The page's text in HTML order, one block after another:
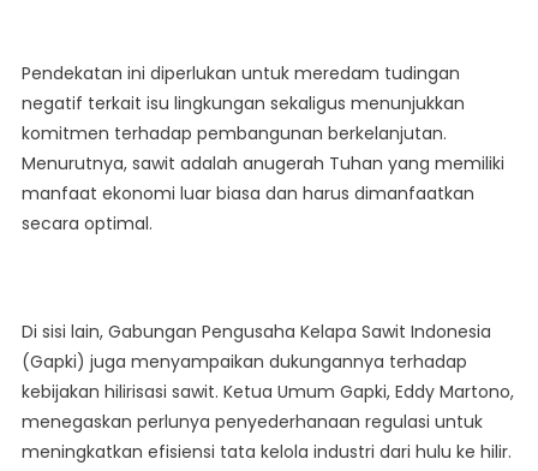
Pendekatan ini diperlukan untuk meredam tudingan
negatif terkait isu lingkungan sekaligus menunjukkan
komitmen terhadap pembangunan berkelanjutan.
Menurutnya, sawit adalah anugerah Tuhan yang memiliki
manfaat ekonomi luar biasa dan harus dimanfaatkan
secara optimal.
Di sisi lain, Gabungan Pengusaha Kelapa Sawit Indonesia
(Gapki) juga menyampaikan dukungannya terhadap
kebijakan hilirisasi sawit. Ketua Umum Gapki, Eddy Martono,
menegaskan perlunya penyederhanaan regulasi untuk
meningkatkan efisiensi tata kelola industri dari hulu ke hilir.